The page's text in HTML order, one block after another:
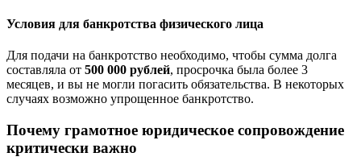
Условия для банкротства физического лица
Для подачи на банкротство необходимо, чтобы сумма долга
составляла от 500 000 рублей, просрочка была более 3
месяцев, и вы не могли погасить обязательства. В некоторых
случаях возможно упрощенное банкротство.
Почему грамотное юридическое сопровождение
критически важно